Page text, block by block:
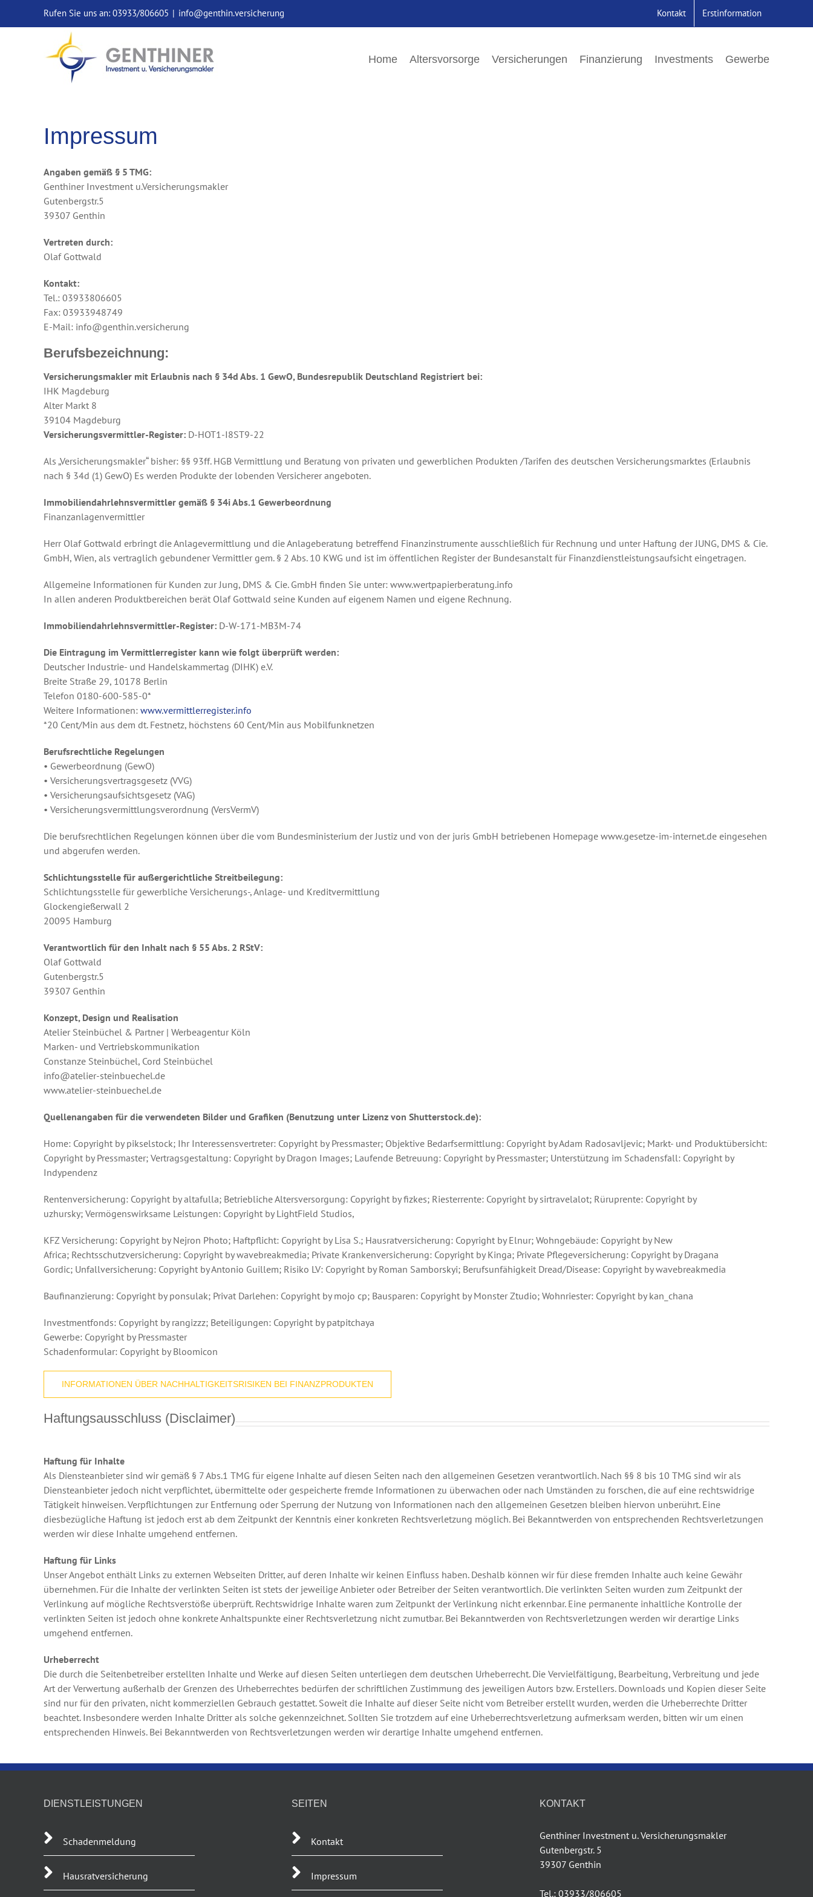
Rufen Sie uns an: 03933/806605 | info@genthin.versicherung Kontakt Erstinformation
Home Altersvorsorge Versicherungen Finanzierung Investments Gewerbe
Impressum
Angaben gemäß § 5 TMG:
Genthiner Investment u.Versicherungsmakler
Gutenbergstr.5
39307 Genthin
Vertreten durch:
Olaf Gottwald
Kontakt:
Tel.: 03933806605
Fax: 03933948749
E-Mail: info@genthin.versicherung
Berufsbezeichnung:
Versicherungsmakler mit Erlaubnis nach § 34d Abs. 1 GewO, Bundesrepublik Deutschland Registriert bei:
IHK Magdeburg
Alter Markt 8
39104 Magdeburg
Versicherungsvermittler-Register: D-HOT1-I8ST9-22
Als „Versicherungsmakler“ bisher: §§ 93ff. HGB Vermittlung und Beratung von privaten und gewerblichen Produkten /Tarifen des deutschen Versicherungsmarktes (Erlaubnis
nach § 34d (1) GewO) Es werden Produkte der lobenden Versicherer angeboten.
Immobiliendahrlehnsvermittler gemäß § 34i Abs.1 Gewerbeordnung
Finanzanlagenvermittler
Herr Olaf Gottwald erbringt die Anlagevermittlung und die Anlageberatung betreffend Finanzinstrumente ausschließlich für Rechnung und unter Haftung der JUNG, DMS & Cie.
GmbH, Wien, als vertraglich gebundener Vermittler gem. § 2 Abs. 10 KWG und ist im öffentlichen Register der Bundesanstalt für Finanzdienstleistungsaufsicht eingetragen.
Allgemeine Informationen für Kunden zur Jung, DMS & Cie. GmbH finden Sie unter: www.wertpapierberatung.info
In allen anderen Produktbereichen berät Olaf Gottwald seine Kunden auf eigenem Namen und eigene Rechnung.
Immobiliendahrlehnsvermittler-Register: D-W-171-MB3M-74
Die Eintragung im Vermittlerregister kann wie folgt überprüft werden:
Deutscher Industrie- und Handelskammertag (DIHK) e.V.
Breite Straße 29, 10178 Berlin
Telefon 0180-600-585-0*
Weitere Informationen: www.vermittlerregister.info
*20 Cent/Min aus dem dt. Festnetz, höchstens 60 Cent/Min aus Mobilfunknetzen
Berufsrechtliche Regelungen
• Gewerbeordnung (GewO)
• Versicherungsvertragsgesetz (VVG)
• Versicherungsaufsichtsgesetz (VAG)
• Versicherungsvermittlungsverordnung (VersVermV)
Die berufsrechtlichen Regelungen können über die vom Bundesministerium der Justiz und von der juris GmbH betriebenen Homepage www.gesetze-im-internet.de eingesehen
und abgerufen werden.
Schlichtungsstelle für außergerichtliche Streitbeilegung:
Schlichtungsstelle für gewerbliche Versicherungs-, Anlage- und Kreditvermittlung
Glockengießerwall 2
20095 Hamburg
Verantwortlich für den Inhalt nach § 55 Abs. 2 RStV:
Olaf Gottwald
Gutenbergstr.5
39307 Genthin
Konzept, Design und Realisation
Atelier Steinbüchel & Partner | Werbeagentur Köln
Marken- und Vertriebskommunikation
Constanze Steinbüchel, Cord Steinbüchel
info@atelier-steinbuechel.de
www.atelier-steinbuechel.de
Quellenangaben für die verwendeten Bilder und Grafiken (Benutzung unter Lizenz von Shutterstock.de):
Home: Copyright by pikselstock; Ihr Interessensvertreter: Copyright by Pressmaster; Objektive Bedarfsermittlung: Copyright by Adam Radosavljevic; Markt- und Produktübersicht:
Copyright by Pressmaster; Vertragsgestaltung: Copyright by Dragon Images; Laufende Betreuung: Copyright by Pressmaster; Unterstützung im Schadensfall: Copyright by
Indypendenz
Rentenversicherung: Copyright by altafulla; Betriebliche Altersversorgung: Copyright by fizkes; Riesterrente: Copyright by sirtravelalot; Rüruprente: Copyright by
uzhursky; Vermögenswirksame Leistungen: Copyright by LightField Studios,
KFZ Versicherung: Copyright by Nejron Photo; Haftpflicht: Copyright by Lisa S.; Hausratversicherung: Copyright by Elnur; Wohngebäude: Copyright by New
Africa; Rechtsschutzversicherung: Copyright by wavebreakmedia; Private Krankenversicherung: Copyright by Kinga; Private Pflegeversicherung: Copyright by Dragana
Gordic; Unfallversicherung: Copyright by Antonio Guillem; Risiko LV: Copyright by Roman Samborskyi; Berufsunfähigkeit Dread/Disease: Copyright by wavebreakmedia
Baufinanzierung: Copyright by ponsulak; Privat Darlehen: Copyright by mojo cp; Bausparen: Copyright by Monster Ztudio; Wohnriester: Copyright by kan_chana
Investmentfonds: Copyright by rangizzz; Beteiligungen: Copyright by patpitchaya
Gewerbe: Copyright by Pressmaster
Schadenformular: Copyright by Bloomicon
INFORMATIONEN ÜBER NACHHALTIGKEITSRISIKEN BEI FINANZPRODUKTEN
Haftungsausschluss (Disclaimer)
Haftung für Inhalte
Als Diensteanbieter sind wir gemäß § 7 Abs.1 TMG für eigene Inhalte auf diesen Seiten nach den allgemeinen Gesetzen verantwortlich. Nach §§ 8 bis 10 TMG sind wir als
Diensteanbieter jedoch nicht verpflichtet, übermittelte oder gespeicherte fremde Informationen zu überwachen oder nach Umständen zu forschen, die auf eine rechtswidrige
Tätigkeit hinweisen. Verpflichtungen zur Entfernung oder Sperrung der Nutzung von Informationen nach den allgemeinen Gesetzen bleiben hiervon unberührt. Eine
diesbezügliche Haftung ist jedoch erst ab dem Zeitpunkt der Kenntnis einer konkreten Rechtsverletzung möglich. Bei Bekanntwerden von entsprechenden Rechtsverletzungen
werden wir diese Inhalte umgehend entfernen.
Haftung für Links
Unser Angebot enthält Links zu externen Webseiten Dritter, auf deren Inhalte wir keinen Einfluss haben. Deshalb können wir für diese fremden Inhalte auch keine Gewähr
übernehmen. Für die Inhalte der verlinkten Seiten ist stets der jeweilige Anbieter oder Betreiber der Seiten verantwortlich. Die verlinkten Seiten wurden zum Zeitpunkt der
Verlinkung auf mögliche Rechtsverstöße überprüft. Rechtswidrige Inhalte waren zum Zeitpunkt der Verlinkung nicht erkennbar. Eine permanente inhaltliche Kontrolle der
verlinkten Seiten ist jedoch ohne konkrete Anhaltspunkte einer Rechtsverletzung nicht zumutbar. Bei Bekanntwerden von Rechtsverletzungen werden wir derartige Links
umgehend entfernen.
Urheberrecht
Die durch die Seitenbetreiber erstellten Inhalte und Werke auf diesen Seiten unterliegen dem deutschen Urheberrecht. Die Vervielfältigung, Bearbeitung, Verbreitung und jede
Art der Verwertung außerhalb der Grenzen des Urheberrechtes bedürfen der schriftlichen Zustimmung des jeweiligen Autors bzw. Erstellers. Downloads und Kopien dieser Seite
sind nur für den privaten, nicht kommerziellen Gebrauch gestattet. Soweit die Inhalte auf dieser Seite nicht vom Betreiber erstellt wurden, werden die Urheberrechte Dritter
beachtet. Insbesondere werden Inhalte Dritter als solche gekennzeichnet. Sollten Sie trotzdem auf eine Urheberrechtsverletzung aufmerksam werden, bitten wir um einen
entsprechenden Hinweis. Bei Bekanntwerden von Rechtsverletzungen werden wir derartige Inhalte umgehend entfernen.
DIENSTLEISTUNGEN
Schadenmeldung
Hausratversicherung
SEITEN
Kontakt
Impressum
KONTAKT
Genthiner Investment u. Versicherungsmakler
Gutenbergstr. 5
39307 Genthin
Tel.: 03933/806605